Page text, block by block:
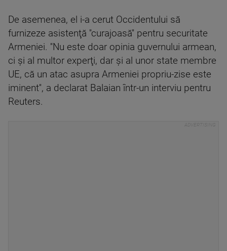
De asemenea, el i-a cerut Occidentului să
furnizeze asistenţă ''curajoasă'' pentru securitate
Armeniei. ''Nu este doar opinia guvernului armean,
ci şi al multor experţi, dar şi al unor state membre
UE, că un atac asupra Armeniei propriu-zise este
iminent'', a declarat Balaian într-un interviu pentru
Reuters.